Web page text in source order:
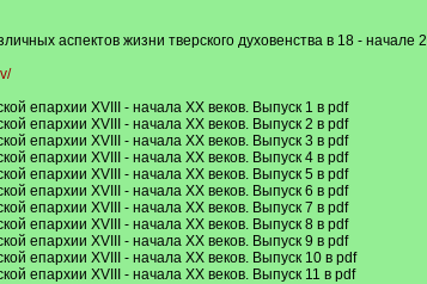
аспектов жизни тверского духовенства в 18 - начале
епархии XVIII - начала XX веков. Выпуск 1 в pdf
епархии XVIII - начала XX веков. Выпуск 2 в pdf
епархии XVIII - начала XX веков. Выпуск 3 в pdf
епархии XVIII - начала XX веков. Выпуск 4 в pdf
епархии XVIII - начала XX веков. Выпуск 5 в pdf
епархии XVIII - начала XX веков. Выпуск 6 в pdf
епархии XVIII - начала XX веков. Выпуск 7 в pdf
епархии XVIII - начала XX веков. Выпуск 8 в pdf
епархии XVIII - начала XX веков. Выпуск 9 в pdf
епархии XVIII - начала XX веков. Выпуск 10 в pdf
епархии XVIII - начала XX веков. Выпуск 11 в pdf